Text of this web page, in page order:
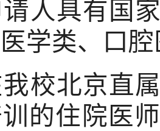
请人具有国
医学类、口
校北京直
的住院医